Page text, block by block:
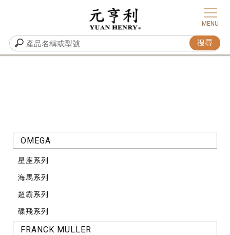
OMEGA
星座系列
海馬系列
超霸系列
碟飛系列
FRANCK MULLER